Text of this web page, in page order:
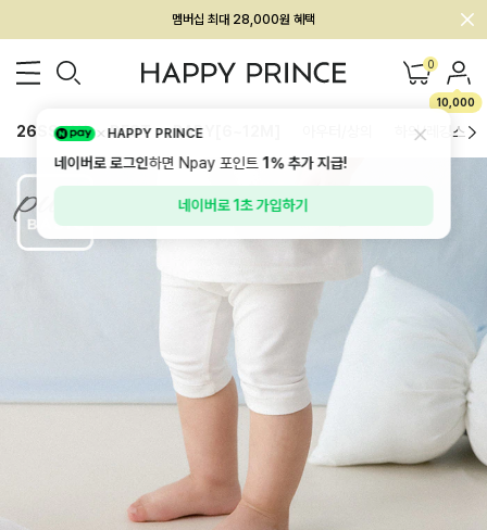
회원전용 아울렛, 가입하면 ~60% 할인!
멤버십 최대 28,000원 혜택 0
10,000
26SS 신상 BEST BABY[6~12M] 하의/레깅스
HAPPY PRINCE
네이버로 로그인하면 Npay 포인트1%추가 지급!
네이버로 1초 가입하기